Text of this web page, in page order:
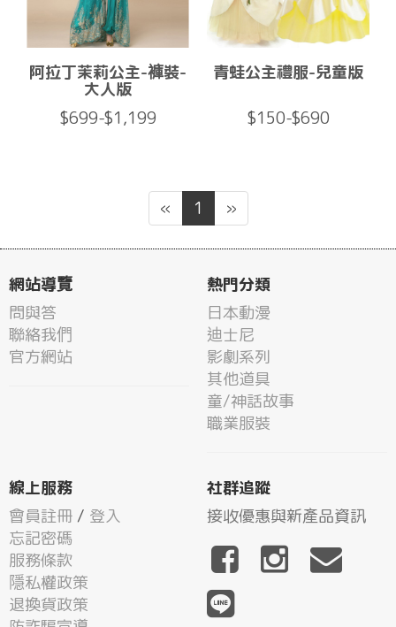
阿拉丁茉莉公主-褲裝-
大人版
$699-$1,199
青蛙公主禮服-兒童版
$150-$690
« 1 »
網站導覽
問與答
聯絡我們
官方網站
熱門分類
日本動漫
迪士尼
影劇系列
其他道具
童/神話故事
職業服裝
線上服務
會員註冊 / 登入
忘記密碼
服務條款
隱私權政策
退換貨政策
社群追蹤
接收優惠與新產品資訊